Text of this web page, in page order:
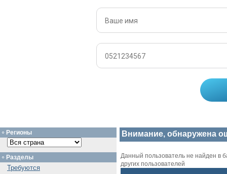
Внимание, обнаружена
Данный пользователь не найден в
других пользователей
Регионы
Разделы
Требуются